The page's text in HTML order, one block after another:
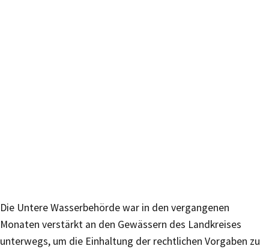
Die Untere Wasserbehörde war in den vergangenen
Monaten verstärkt an den Gewässern des Landkreises
unterwegs, um die Einhaltung der rechtlichen Vorgaben zu